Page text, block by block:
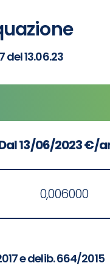
del 13.06.23
13/06/2023 €/
0,006000
e delib. 664/2015